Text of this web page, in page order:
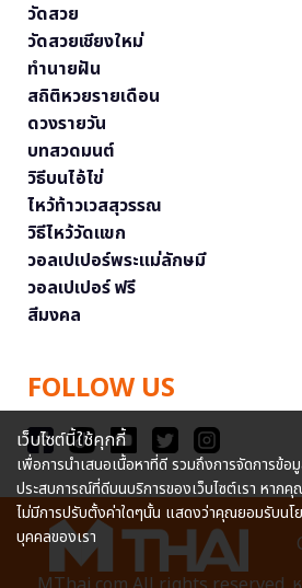
วัดสวย
วัดสวยเชียงใหม่
ทำนายฝัน
สถิติหวยรายเดือน
ดวงรายวัน
บทสวดมนต์
วิธีบนไอ้ไข่
ไหว้ท้าวเวสสุวรรณ
วิธีไหว้วัดแขก
วอลเปเปอร์พระแม่ลักษมี
วอลเปเปอร์ ฟรี
สีมงคล
FOLLOW US
เว็บไซต์นี้ใช้คุกกี้
เพื่อการนำเสนอเนื้อหาที่ดี รวมถึงการจัดการข้
ประสบการณ์ที่ดีบนบริการของเว็บไซต์เรา หากคุ
ไม่มีการปรับตั้งค่าใดๆนั้น แสดงว่าคุณยอมรับนโ
บุคคลของเรา